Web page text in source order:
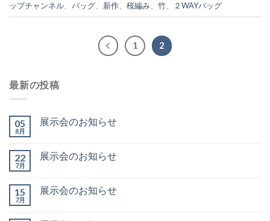
ップチャンネル、 バッグ、 新作、 桜編み、 竹、 ２WAYバッグ
1 2
最新の投稿
05
8月
展示会のお知らせ
22
7月
展示会のお知らせ
15
7月
展示会のお知らせ